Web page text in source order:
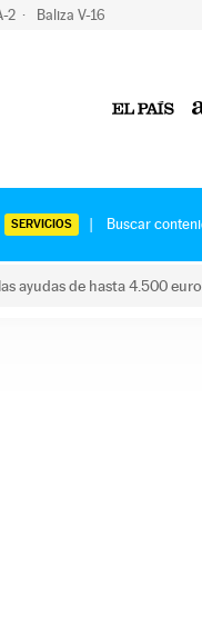
2 Baliza V-16
SERVICIOS
ayudas de hasta 4.500 euro